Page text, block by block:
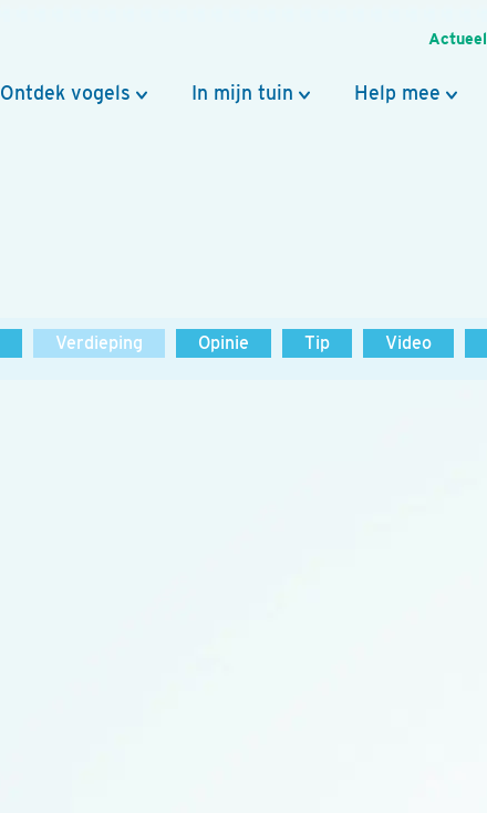
Actueel
Ontdek vogels In mijn tuin Help mee
Verdieping Opinie Tip Video